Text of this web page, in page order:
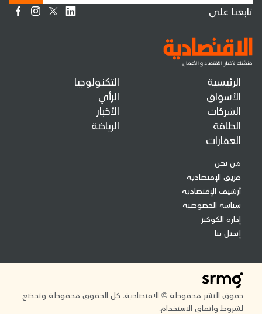
الرئيسية
الأسواق
الشركات
الطاقة
العقارات
التكنولوجيا
الرأي
الأخبار
الرياضة
من نحن
فريق الإقتصادية
أرشيف الإقتصادية
سياسة الخصوصية
إدارة الكوكيز
إتصل بنا
تابعنا على
حقوق النشر محفوظة © الاقتصادية. كل الحقوق محفوظة وتخضع
لشروط واتفاق الاستخدام.